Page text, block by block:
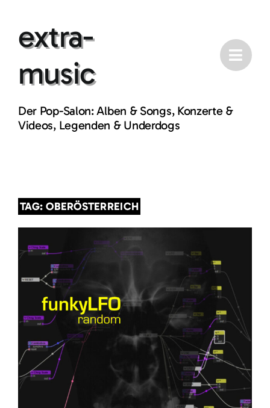
contentextra-
music
Der Pop-Salon: Alben & Songs, Konzerte &
Videos, Legenden & Underdogs
TAG: OBERÖSTERREICH